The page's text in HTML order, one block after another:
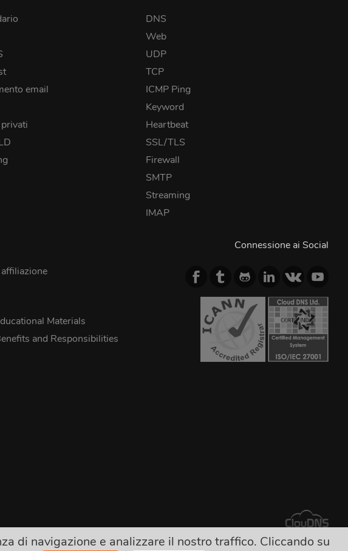
email
DNS
Web
UDP
TCP
ICMP Ping
Keyword
Heartbeat
SSL/TLS
Firewall
SMTP
Streaming
IMAP
Materials
and Responsibilities
Connessione ai Social
di navigazione e analizzare il nostro traffico. Cliccando su